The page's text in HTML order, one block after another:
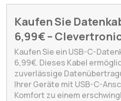
Kaufen Sie
6,99€ –
Kaufen Sie ein USB-C-
6,99€. Dieses Kabel
zuverlässige
Ihrer Geräte mit USB-C-
Komfort zu einem